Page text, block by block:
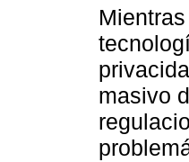
Mientras
masivo